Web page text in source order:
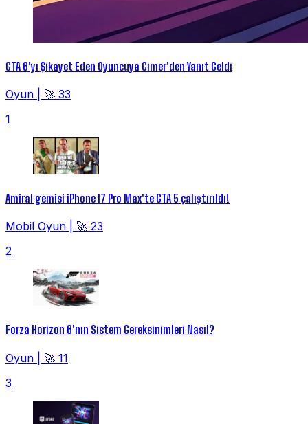
GTA 6'yı Şikayet Eden Oyuncuya Cimer'den Yanıt Geldi
Oyun
🚀 33
1
Amiral gemisi iPhone 17 Pro Max'te GTA 5 çalıştırıldı!
Mobil Oyun
🚀 23
2
Forza Horizon 6'nın Sistem Gereksinimleri Nasıl?
Oyun
🚀 11
3